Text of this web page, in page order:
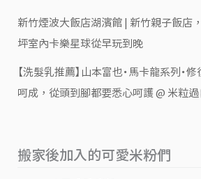
新竹煙波大飯店湖濱館 | 新竹親子飯店
坪室內卡樂星球從早玩到晚
【洗髮乳推薦】山本富也・馬卡龍系列・
呵成，從頭到腳都要悉心呵護 @ 米粒
搬家後加入的可愛米粉們